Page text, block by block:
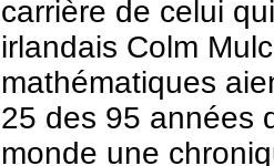
carrière de celui
irlandais Colm
mathématiques
25 des 95 années
monde une